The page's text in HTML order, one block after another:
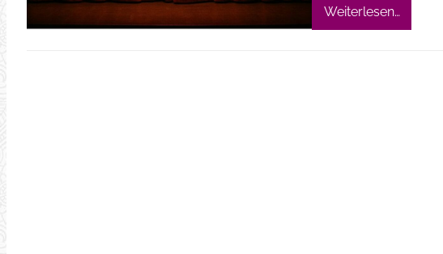
Weiterlesen…